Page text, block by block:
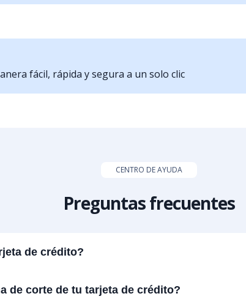
fácil, rápida y segura a un solo clic
CENTRO DE AYUDA
Preguntas frecuentes
de crédito?
de corte de tu tarjeta de crédito?